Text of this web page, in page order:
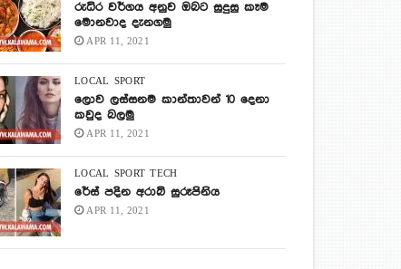
රුධිර වර්ගය අනුව ඔබට සුදුසු කෑම
මොනවාද දැනගමු
APR 11, 2021
LOCAL SPORT
ලොව ලස්සනම කාන්තාවන් 10 දෙනා
කවුද බලමු
APR 11, 2021
LOCAL SPORT TECH
රේස් පදින අරාබි සුරූපිනිය
APR 11, 2021